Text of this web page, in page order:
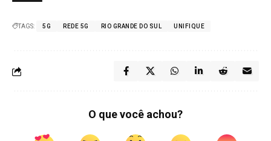
TAGS: 5G REDE 5G RIO GRANDE DO SUL UNIFIQUE
O que você achou?